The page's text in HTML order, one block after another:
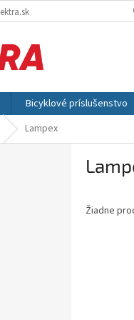
Bicyklové príslušenstvo
Lampex
Žiadne